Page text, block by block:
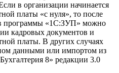
в организации начинается
платы «с нуля», то после
программы «1С:ЗУП» можно
кадровых документов и
платы. В других случаях
данными или импортом из
8» редакции 3.0